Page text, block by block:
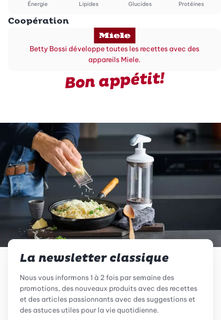
Énergie Lipides Glucides Protéines
Coopération
Betty Bossi développe toutes les recettes avec des
appareils Miele.
Bon appétit!
La newsletter classique
Nous vous informons 1 à 2 fois par semaine des
promotions, des nouveaux produits avec des recettes
et des articles passionnants avec des suggestions et
des astuces utiles pour la vie quotidienne.